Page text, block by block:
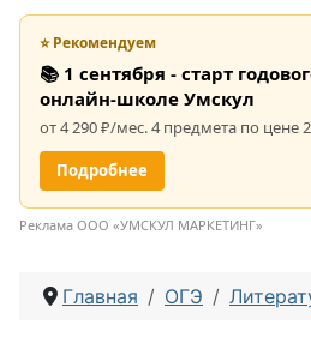
⭐ Рекомендуем
📚 1 сентября - старт
онлайн-школе Умскул
от 4 290 ₽/мес. 4 предмета по цене 2
Подробнее
Реклама ООО «УМСКУЛ МАРКЕТИНГ»
Главная ОГЭ